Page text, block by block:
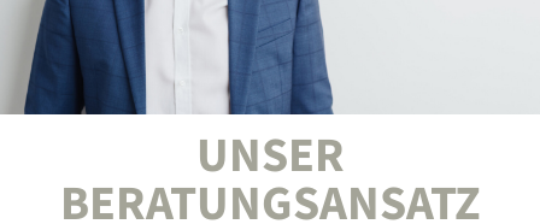
UNSER
BERATUNGSANSATZ